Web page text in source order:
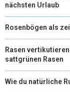
nächsten Urlaub
Rosenbögen als
Rasen
sattgrünen Rasen
Wie du natürliche